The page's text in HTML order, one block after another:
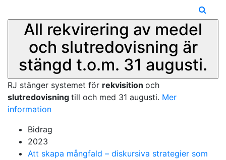
All rekvirering av medel
och slutredovisning är
stängd t.o.m. 31 augusti.
RJ stänger systemet för rekvisition och
slutredovisning till och med 31 augusti. Mer
information
Bidrag
2023
Att skapa mångfald – diskursiva strategier som